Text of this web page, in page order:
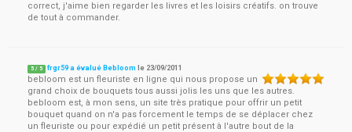
correct, j'aime bien regarder les livres et les loisirs créatifs. on trouve
de tout à commander.
5 / 5 frgr59 a évalué Bebloom le 23/09/2011
bebloom est un fleuriste en ligne qui nous propose un
grand choix de bouquets tous aussi jolis les uns que les autres.
bebloom est, à mon sens, un site très pratique pour offrir un petit
bouquet quand on n'a pas forcement le temps de se déplacer chez
un fleuriste ou pour expédié un petit présent à l'autre bout de la